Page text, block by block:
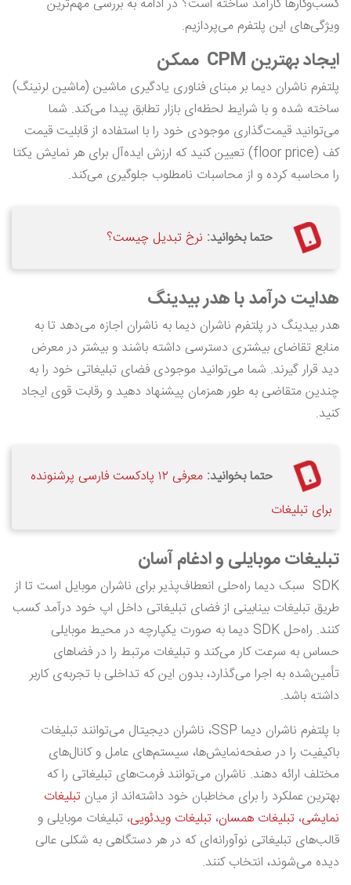
ویژگی‌های این پلتفرم می‌پردازیم.
ایجاد بهترین CPM ممکن
پلتفرم ناشران دیما بر مبنای فناوری یادگیری ماشین (ماشین لرنینگ)
ساخته شده و با شرایط لحظه‌ای بازار تطابق پیدا می‌کند. شما
می‌توانید قیمت‌گذاری موجودی خود را با استفاده از قابلیت قیمت
کف (floor price) تعیین کنید که ارزش ایده‌آل برای هر نمایش یکتا
را محاسبه کرده و از محاسبات نامطلوب جلوگیری می‌کند.
حتما بخوانید: نرخ تبدیل چیست؟
هدایت درآمد با هدر بیدینگ
هدر بیدینگ در پلتفرم ناشران دیما به ناشران اجازه می‌دهد تا به
منابع تقاضای بیشتری دسترسی داشته باشند و بیشتر در معرض
دید قرار گیرند. شما می‌توانید موجودی فضای تبلیغاتی خود را به
چندین متقاضی به طور همزمان پیشنهاد دهید و رقابت قوی ایجاد
کنید.
حتما بخوانید:
معرفی ۱۲ پادکست فارسی پرشنونده
برای تبلیغات
تبلیغات موبایلی و ادغام آسان
SDK سبک دیما راه‌حلی انعطاف‌پذیر برای ناشران موبایل است تا از
طریق تبلیغات بینابینی از فضای تبلیغاتی داخل اپ خود درآمد کسب
کنند. راه‌حل SDK دیما به صورت یکپارچه در محیط موبایلی
حساس به سرعت کار می‌کند و تبلیغات مرتبط را در فضاهای
تأمین‌شده به اجرا می‌گذارد، بدون این که تداخلی با تجربه‌ی کاربر
داشته باشد.
با پلتفرم ناشران دیما SSP، ناشران دیجیتال می‌توانند تبلیغات
باکیفیت را در صفحه‌نمایش‌ها، سیستم‌های عامل و کانال‌های
مختلف ارائه دهند. ناشران می‌توانند فرمت‌های تبلیغاتی را که
بهترین عملکرد را برای مخاطبان خود داشته‌اند از میان تبلیغات
نمایشی، تبلیغات همسان، تبلیغات ویدئویی، تبلیغات موبایلی و
قالب‌های تبلیغاتی نوآورانه‌ای که در هر دستگاهی به شکلی عالی
دیده می‌شوند، انتخاب کنند.